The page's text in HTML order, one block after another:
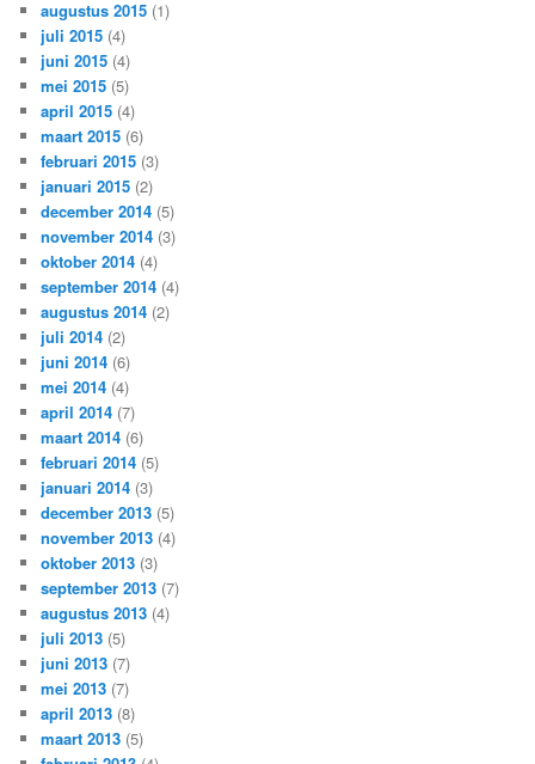
augustus 2015 (1)
juli 2015 (4)
juni 2015 (4)
mei 2015 (5)
april 2015 (4)
maart 2015 (6)
februari 2015 (3)
januari 2015 (2)
december 2014 (5)
november 2014 (3)
oktober 2014 (4)
september 2014 (4)
augustus 2014 (2)
juli 2014 (2)
juni 2014 (6)
mei 2014 (4)
april 2014 (7)
maart 2014 (6)
februari 2014 (5)
januari 2014 (3)
december 2013 (5)
november 2013 (4)
oktober 2013 (3)
september 2013 (7)
augustus 2013 (4)
juli 2013 (5)
juni 2013 (7)
mei 2013 (7)
april 2013 (8)
maart 2013 (5)